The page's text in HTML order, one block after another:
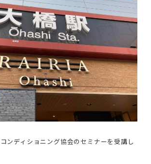
ンディショニング協会のセミナーを受講し